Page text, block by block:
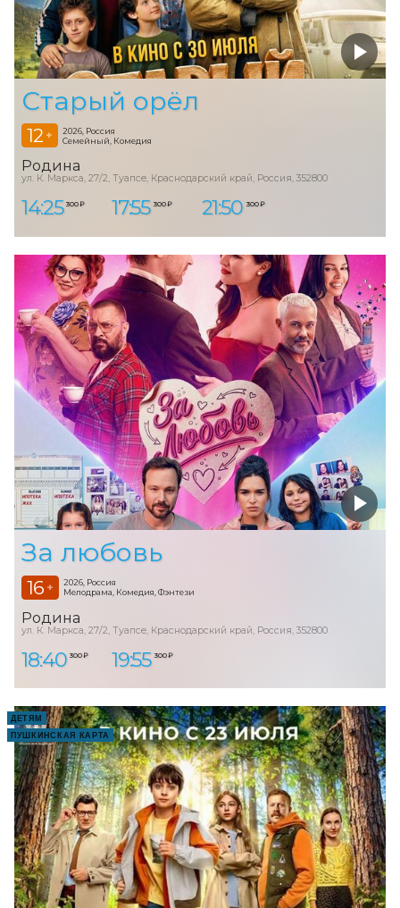
Старый орёл
12 +
2026, Россия
Семейный, Комедия
Родина
ул. К. Маркса, 27/2, Туапсе, Краснодарский край, Россия, 352800
14:25 300 ₽ 17:55 300 ₽ 21:50 300 ₽
За любовь
16 +
2026, Россия
Мелодрама, Комедия, Фэнтези
Родина
ул. К. Маркса, 27/2, Туапсе, Краснодарский край, Россия, 352800
18:40 300 ₽ 19:55 300 ₽
ДЕТЯМ
ПУШКИНСКАЯ КАРТА